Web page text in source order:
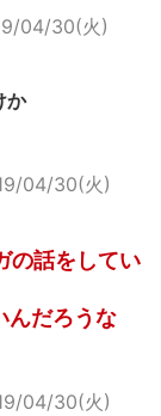
04/30(火)
か
04/30(火)
の話をしてい
んだろうな
04/30(火)